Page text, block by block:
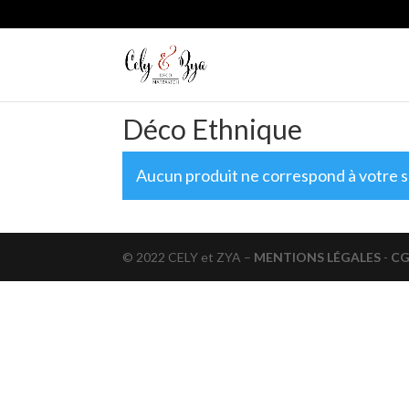
Déco Ethnique
Aucun produit ne correspond à votre
© 2022 CELY et ZYA – MENTIONS LÉGALES -